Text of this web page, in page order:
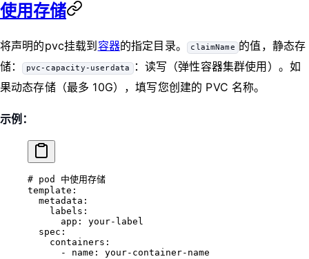
使用存储
将声明的pvc挂载到 容器的指定目录。 claimName 的值，静态存
储： pvc-capacity-userdata ：读写（弹性容器集群使用）。如
果动态存储（最多 10G），填写您创建的 PVC 名称。
示例：
# pod 中使用存储
template :
  metadata
:
    labels
:
      app
: your-label
  spec
:
    containers
:
      -
name : your-container-name